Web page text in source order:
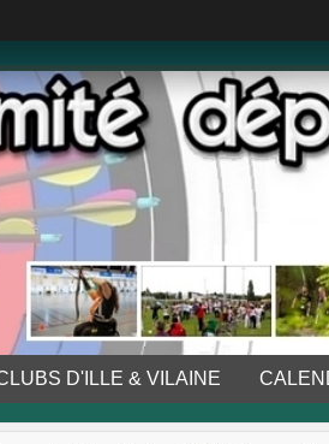
D'ILLE & VILAINE